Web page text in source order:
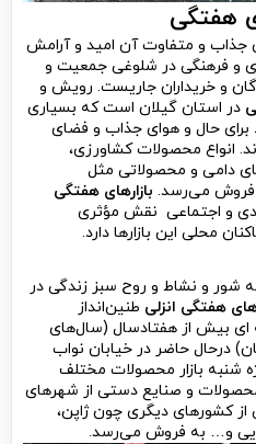
هفتگی
جذاب و متفاوت آن امید و آرامش
و فرهنگی در شلوغی جمعیت و
و خریداران جاریست. رویش و
در استان گیلان است که بسیاری
برای حال و هوای جذاب و فضای
انواع محصولات کشاورزی،
دامی و محصولاتی مثل
فروش می‌رسد. بازارهای هفتگی
و اجتماعی نقش مؤثری
محلی این بازارها دارد.
شور و نشاط و روح سبز زندگی در
هفتگی انزلی طنین‌انداز
ای بیش از هفتادسال (سال‌های
درحال حاضر در خیابان نواب
شنبه بازار محصولات مختلف
و صنایع دستی از شهرهای
از کشورهای دیگری چون ژاپن،
و… به فروش می‌رسد.